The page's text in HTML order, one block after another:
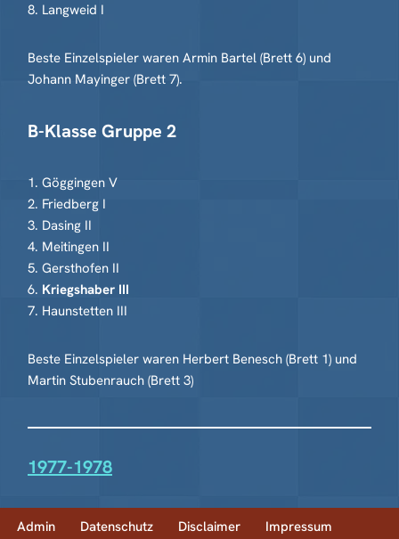
8. Langweid I
Beste Einzelspieler waren Armin Bartel (Brett 6) und
Johann Mayinger (Brett 7).
B-Klasse Gruppe 2
1. Göggingen V
2. Friedberg I
3. Dasing II
4. Meitingen II
5. Gersthofen II
6. Kriegshaber III
7. Haunstetten III
Beste Einzelspieler waren Herbert Benesch (Brett 1) und
Martin Stubenrauch (Brett 3)
1977-1978
Admin Datenschutz Disclaimer Impressum